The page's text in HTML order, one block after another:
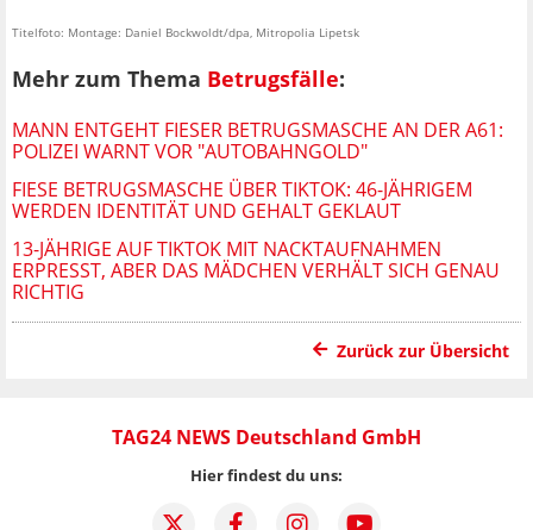
Titelfoto: Montage: Daniel Bockwoldt/dpa, Mitropolia Lipetsk
Mehr zum Thema Betrugsfälle:
MANN ENTGEHT FIESER BETRUGSMASCHE AN DER A61:
POLIZEI WARNT VOR "AUTOBAHNGOLD"
FIESE BETRUGSMASCHE ÜBER TIKTOK: 46-JÄHRIGEM
WERDEN IDENTITÄT UND GEHALT GEKLAUT
13-JÄHRIGE AUF TIKTOK MIT NACKTAUFNAHMEN
ERPRESST, ABER DAS MÄDCHEN VERHÄLT SICH GENAU
RICHTIG
Zurück zur Übersicht
TAG24 NEWS Deutschland GmbH
Hier findest du uns: